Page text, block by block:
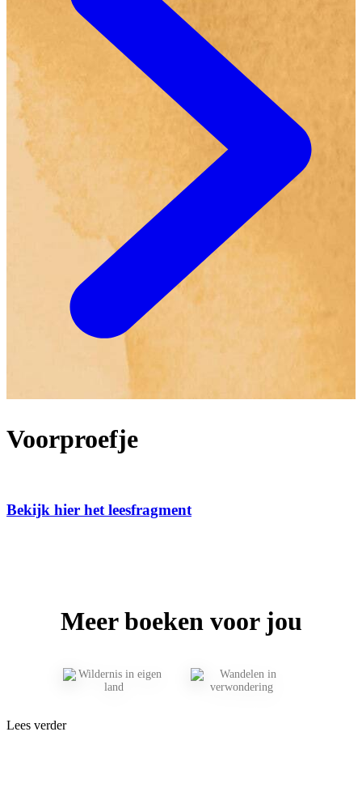
Voorproefje
Bekijk hier het leesfragment
Meer boeken voor jou
Lees verder